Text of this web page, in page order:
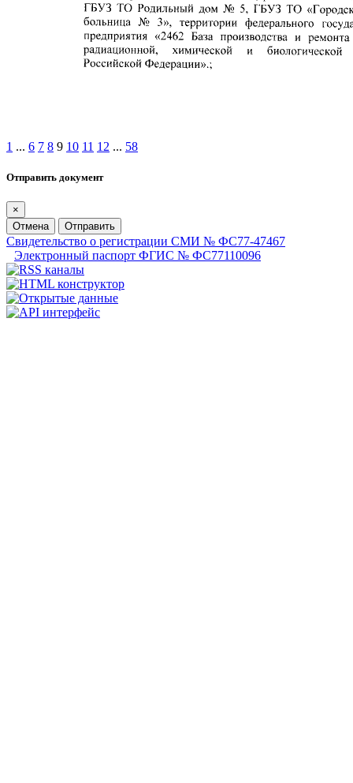
1 ... 6 7 8 9 10 11 12 ... 58
Отправить документ
×
Отмена
Отправить
Свидетельство о регистрации СМИ № ФС77-47467
Электронный паспорт ФГИС № ФС77110096